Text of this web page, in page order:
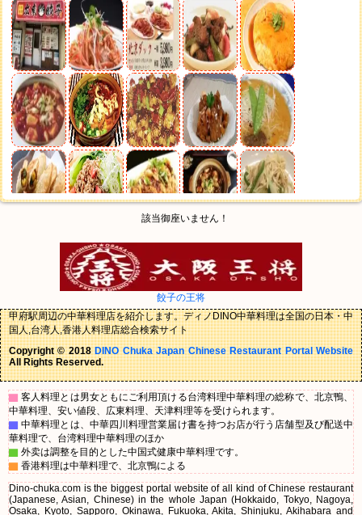
該当御座いません！
餃子の王将
甲府駅周辺の中華料理店を紹介します。ディノDINO中華料理は全国の日本・中
国人,台湾人,香港人料理店総合検索サイト
Copyright © 2018DINO Chuka Japan Chinese Restaurant Portal Website
All Rights Reserved.
▇ 客人料理とは男女ともにご利用頂ける台湾料理中華料理の総称で、北京鴨、
中華料理、安い値段、広東料理、天津料理等を受けられます。
▇ 中華料理とは、中華四川料理営業届け書を持つお店が行う店舗型及び配送中
華料理で、台湾料理中華料理のほか
▇ 外卖は調整を目的とした中国式健康中華料理です。
▇ 香港料理は中華料理で、北京鴨による
Dino-chuka.com is the biggest portal website of all kind of Chinese restaurant
(Japanese, Asian, Chinese) in the whole Japan (Hokkaido, Tokyo, Nagoya,
Osaka, Kyoto, Sapporo, Okinawa, Fukuoka, Akita, Shinjuku, Akihabara and